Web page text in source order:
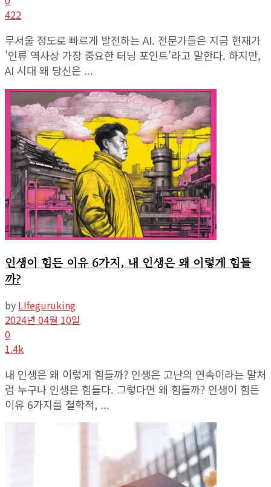
422
무서울 정도로 빠르게 발전하는 AI. 전문가들은 지금 현재가
'인류 역사상 가장 중요한 터닝 포인트'라고 말한다. 하지만,
AI 시대 왜 당신은 ...
인생이 힘든 이유 6가지, 내 인생은 왜 이렇게 힘들
까?
by LIfeguruking
2024년 04월 10일
0
1.4k
내 인생은 왜 이렇게 힘들까? 인생은 고난의 연속이라는 말처
럼 누구나 인생은 힘들다. 그렇다면 왜 힘들까? 인생이 힘든
이유 6가지를 철학적, ...